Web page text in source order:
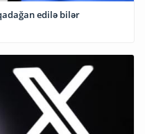
edilə bilər